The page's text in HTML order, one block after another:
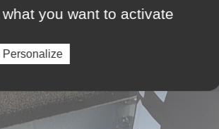
you want to activate
Personalize